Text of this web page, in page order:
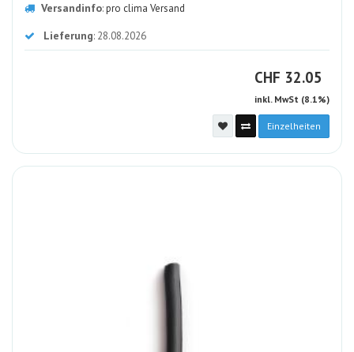
Versandinfo:pro clima Versand
Lieferung: 28.08.2026
CHF CHF
32.05
inkl. MwSt (8.1%)
Einzelheiten